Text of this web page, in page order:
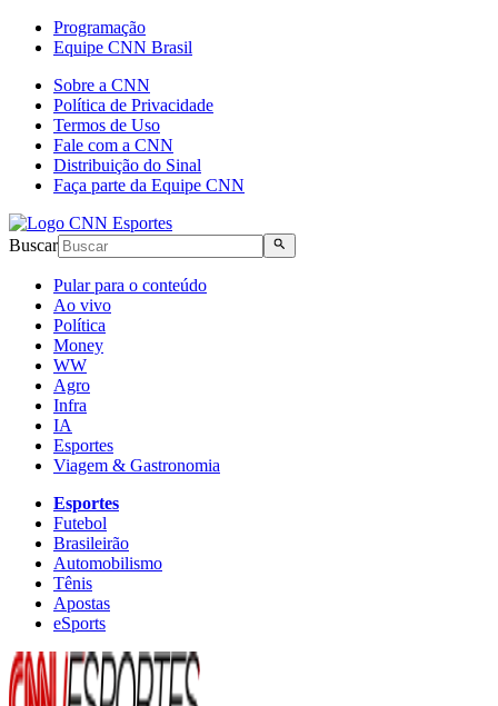
Programação
Equipe CNN Brasil
Sobre a CNN
Política de Privacidade
Termos de Uso
Fale com a CNN
Distribuição do Sinal
Faça parte da Equipe CNN
Buscar
Pular para o conteúdo
Ao vivo
Política
Money
WW
Agro
Infra
IA
Esportes
Viagem & Gastronomia
Esportes
Futebol
Brasileirão
Automobilismo
Tênis
Apostas
eSports